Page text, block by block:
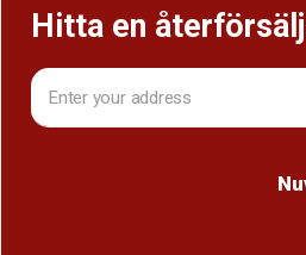
Hitta en